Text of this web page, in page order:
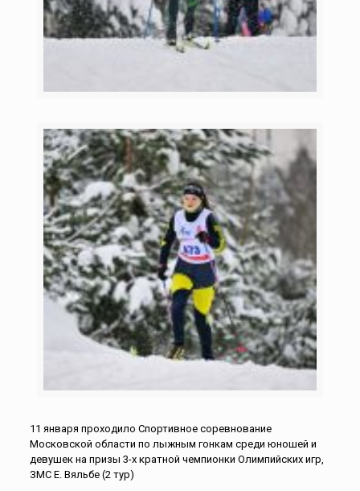
11 января проходило Спортивное соревнование
Московской области по лыжным гонкам среди юношей и
девушек на призы 3-х кратной чемпионки Олимпийских игр,
ЗМС Е. Вяльбе (2 тур)